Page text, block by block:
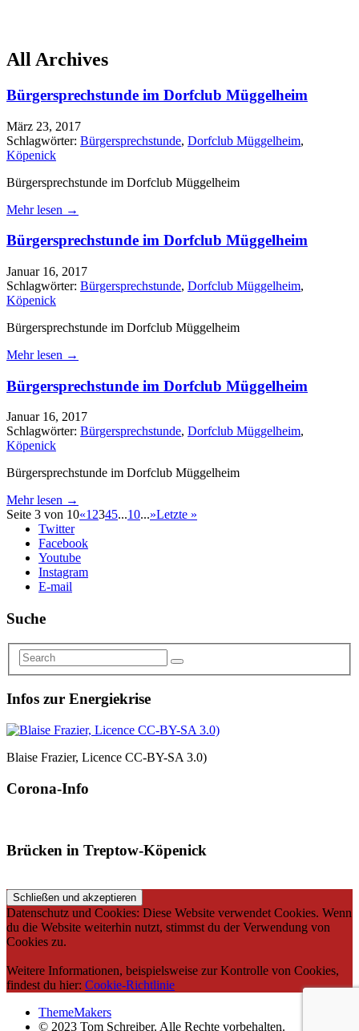
All Archives
Bürgersprechstunde im Dorfclub Müggelheim
März 23, 2017
Schlagwörter: Bürgersprechstunde, Dorfclub Müggelheim,
Köpenick
Bürgersprechstunde im Dorfclub Müggelheim
Mehr lesen →
Bürgersprechstunde im Dorfclub Müggelheim
Januar 16, 2017
Schlagwörter: Bürgersprechstunde, Dorfclub Müggelheim,
Köpenick
Bürgersprechstunde im Dorfclub Müggelheim
Mehr lesen →
Bürgersprechstunde im Dorfclub Müggelheim
Januar 16, 2017
Schlagwörter: Bürgersprechstunde, Dorfclub Müggelheim,
Köpenick
Bürgersprechstunde im Dorfclub Müggelheim
Mehr lesen →
Seite 3 von 10«12345...10...»Letzte »
Twitter
Facebook
Youtube
Instagram
E-mail
Suche
Infos zur Energiekrise
Blaise Frazier, Licence CC-BY-SA 3.0)
Corona-Info
Brücken in Treptow-Köpenick
Datenschutz und Cookies: Diese Website verwendet Cookies. Wenn
du die Website weiterhin nutzt, stimmst du der Verwendung von
Cookies zu.
Weitere Informationen, beispielsweise zur Kontrolle von Cookies,
findest du hier: Cookie-Richtlinie
ThemeMakers
© 2023 Tom Schreiber. Alle Rechte vorbehalten.